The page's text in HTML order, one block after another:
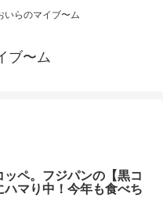
らのマイブ〜ム
ブ〜ム
ッペ。フジパンの【黒コ
ハマり中！今年も食べち